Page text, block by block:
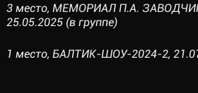
3 место, МЕМОРИАЛ П.А.
25.05.2025 (в группе)
1 место, БАЛТИК-ШОУ-2024-2,